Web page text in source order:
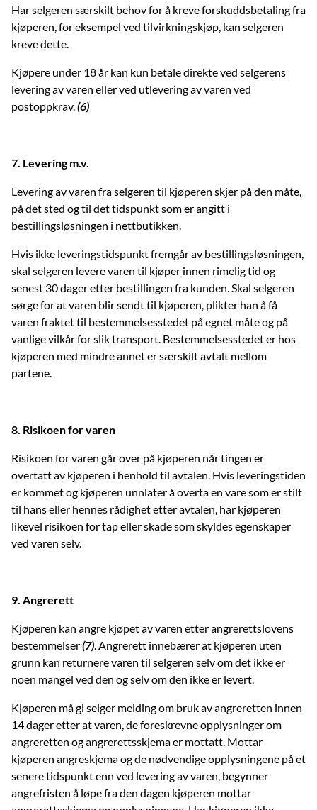
Har selgeren særskilt behov for å kreve forskuddsbetaling fra
kjøperen, for eksempel ved tilvirkningskjøp, kan selgeren
kreve dette.
Kjøpere under 18 år kan kun betale direkte ved selgerens
levering av varen eller ved utlevering av varen ved
postoppkrav.(6)
7. Levering m.v.
Levering av varen fra selgeren til kjøperen skjer på den måte,
på det sted og til det tidspunkt som er angitt i
bestillingsløsningen i nettbutikken.
Hvis ikke leveringstidspunkt fremgår av bestillingsløsningen,
skal selgeren levere varen til kjøper innen rimelig tid og
senest 30 dager etter bestillingen fra kunden. Skal selgeren
sørge for at varen blir sendt til kjøperen, plikter han å få
varen fraktet til bestemmelsesstedet på egnet måte og på
vanlige vilkår for slik transport. Bestemmelsesstedet er hos
kjøperen med mindre annet er særskilt avtalt mellom
partene.
8. Risikoen for varen
Risikoen for varen går over på kjøperen når tingen er
overtatt av kjøperen i henhold til avtalen. Hvis leveringstiden
er kommet og kjøperen unnlater å overta en vare som er stilt
til hans eller hennes rådighet etter avtalen, har kjøperen
likevel risikoen for tap eller skade som skyldes egenskaper
ved varen selv.
9. Angrerett
Kjøperen kan angre kjøpet av varen etter angrerettslovens
bestemmelser(7). Angrerett innebærer at kjøperen uten
grunn kan returnere varen til selgeren selv om det ikke er
noen mangel ved den og selv om den ikke er levert.
Kjøperen må gi selger melding om bruk av angreretten innen
14 dager etter at varen, de foreskrevne opplysninger om
angreretten og angrerettsskjema er mottatt. Mottar
kjøperen angreskjema og de nødvendige opplysningene på et
senere tidspunkt enn ved levering av varen, begynner
angrefristen å løpe fra den dagen kjøperen mottar